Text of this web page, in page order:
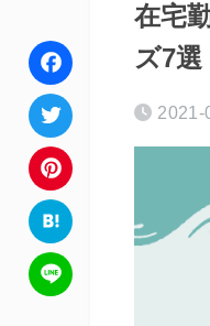
在宅
ズ7選
2021-
F
a
e
b
T
w
t
P
H